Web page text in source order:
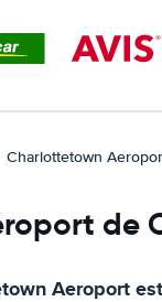
Charlottetown
de
Aeroport